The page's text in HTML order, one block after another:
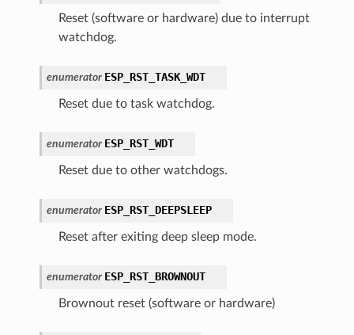
Reset (software or hardware) due to interrupt
watchdog.
enumerator ESP_RST_TASK_WDT
Reset due to task watchdog.
enumerator ESP_RST_WDT
Reset due to other watchdogs.
enumerator ESP_RST_DEEPSLEEP
Reset after exiting deep sleep mode.
enumerator ESP_RST_BROWNOUT
Brownout reset (software or hardware)